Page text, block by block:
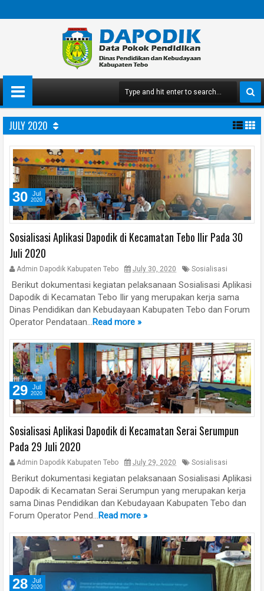
JULY 2020
Sosialisasi Aplikasi Dapodik di Kecamatan Tebo Ilir Pada 30
Juli 2020
Admin Dapodik Kabupaten Tebo July 30, 2020 Sosialisasi
Berikut dokumentasi kegiatan pelaksanaan Sosialisasi Aplikasi
Dapodik di Kecamatan Tebo Ilir yang merupakan kerja sama
Dinas Pendidikan dan Kebudayaan Kabupaten Tebo dan Forum
Operator Pendataan...Read more »
30 Jul
2020
Sosialisasi Aplikasi Dapodik di Kecamatan Serai Serumpun
Pada 29 Juli 2020
Admin Dapodik Kabupaten Tebo July 29, 2020 Sosialisasi
Berikut dokumentasi kegiatan pelaksanaan Sosialisasi Aplikasi
Dapodik di Kecamatan Serai Serumpun yang merupakan kerja
sama Dinas Pendidikan dan Kebudayaan Kabupaten Tebo dan
Forum Operator Pend...Read more »
29 Jul
2020
28 Jul
2020